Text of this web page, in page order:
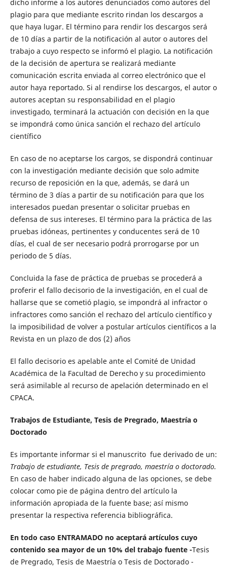
dicho informe a los autores denunciados como autores del
plagio para que mediante escrito rindan los descargos a
que haya lugar. El término para rendir los descargos será
de 10 días a partir de la notificación al autor o autores del
trabajo a cuyo respecto se informó el plagio. La notificación
de la decisión de apertura se realizará mediante
comunicación escrita enviada al correo electrónico que el
autor haya reportado. Si al rendirse los descargos, el autor o
autores aceptan su responsabilidad en el plagio
investigado, terminará la actuación con decisión en la que
se impondrá como única sanción el rechazo del artículo
científico
En caso de no aceptarse los cargos, se dispondrá continuar
con la investigación mediante decisión que solo admite
recurso de reposición en la que, además, se dará un
término de 3 días a partir de su notificación para que los
interesados puedan presentar o solicitar pruebas en
defensa de sus intereses. El término para la práctica de las
pruebas idóneas, pertinentes y conducentes será de 10
días, el cual de ser necesario podrá prorrogarse por un
periodo de 5 días.
Concluida la fase de práctica de pruebas se procederá a
proferir el fallo decisorio de la investigación, en el cual de
hallarse que se cometió plagio, se impondrá al infractor o
infractores como sanción el rechazo del artículo científico y
la imposibilidad de volver a postular artículos científicos a la
Revista en un plazo de dos (2) años
El fallo decisorio es apelable ante el Comité de Unidad
Académica de la Facultad de Derecho y su procedimiento
será asimilable al recurso de apelación determinado en el
CPACA.
Trabajos de Estudiante, Tesis de Pregrado, Maestría o
Doctorado
Es importante informar si el manuscrito fue derivado de un:
Trabajo de estudiante, Tesis de pregrado, maestría o doctorado.
En caso de haber indicado alguna de las opciones, se debe
colocar como pie de página dentro del artículo la
información apropiada de la fuente base; así mismo
presentar la respectiva referencia bibliográfica.
En todo caso ENTRAMADO no aceptará artículos cuyo
contenido sea mayor de un 10% del trabajo fuente -Tesis
de Pregrado, Tesis de Maestría o Tesis de Doctorado -